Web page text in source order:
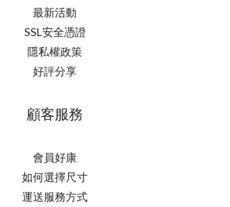
最新活動
SSL安全憑證
隱私權政策
好評分享
顧客服務
會員好康
如何選擇尺寸
運送服務方式